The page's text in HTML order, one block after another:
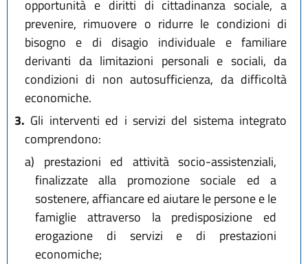
opportunità e diritti di cittadinanza sociale, a
prevenire, rimuovere o ridurre le condizioni di
bisogno e di disagio individuale e familiare
derivanti da limitazioni personali e sociali, da
condizioni di non autosufficienza, da difficoltà
economiche.
3. Gli interventi ed i servizi del sistema integrato
comprendono:
a) prestazioni ed attività socio-assistenziali,
finalizzate alla promozione sociale ed a
sostenere, affiancare ed aiutare le persone e le
famiglie attraverso la predisposizione ed
erogazione di servizi e di prestazioni
economiche;